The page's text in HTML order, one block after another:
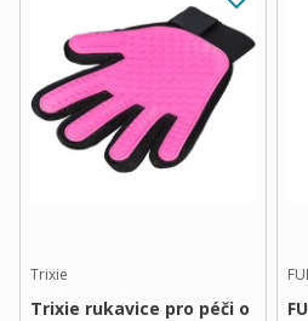
Trixie
Trixie rukavice pro péči o